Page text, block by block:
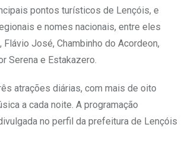
pontos turísticos de Lençóis, e
e nomes nacionais, entre eles
Flávio José, Chambinho do Acordeon,
Serena e Estakazero.
atrações diárias, com mais de oito
a cada noite. A programação
no perfil da prefeitura de Lençóis